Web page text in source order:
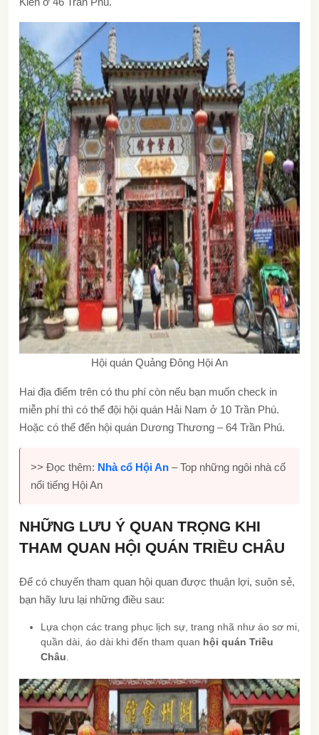
Hội quán Quảng Đông Hội An
Hai địa điểm trên có thu phí còn nếu bạn muốn check in
miễn phí thì có thể đội hội quán Hải Nam ở 10 Trần Phú.
Hoặc có thể đến hội quán Dương Thương – 64 Trần Phú.
>> Đọc thêm: Nhà cổ Hội An – Top những ngôi nhà cổ
nổi tiếng Hội An
NHỮNG LƯU Ý QUAN TRỌNG KHI
THAM QUAN HỘI QUÁN TRIỀU CHÂU
Để có chuyến tham quan hội quan được thuận lợi, suôn sẻ,
bạn hãy lưu lại những điều sau:
Lựa chọn các trang phục lịch sự, trang nhã như áo sơ mi,
quần dài, áo dài khi đến tham quan hội quán Triều
Châu